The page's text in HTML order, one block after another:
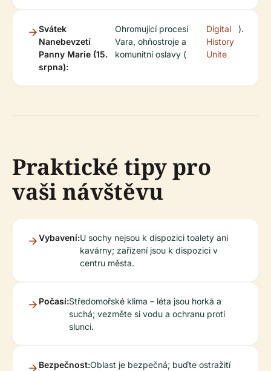
Svátek
Nanebevzetí
Panny Marie (15.
srpna):
Ohromující procesí
Vara, ohňostroje a
komunitní oslavy (
Digital
History
Unite
).
Praktické tipy pro
vaši návštěvu
Vybavení:U sochy nejsou k dispozici toalety ani
kavárny; zařízení jsou k dispozici v
centru města.
Počasí:Středomořské klima – léta jsou horká a
suchá; vezměte si vodu a ochranu proti
slunci.
Bezpečnost:Oblast je bezpečná; buďte ostražití